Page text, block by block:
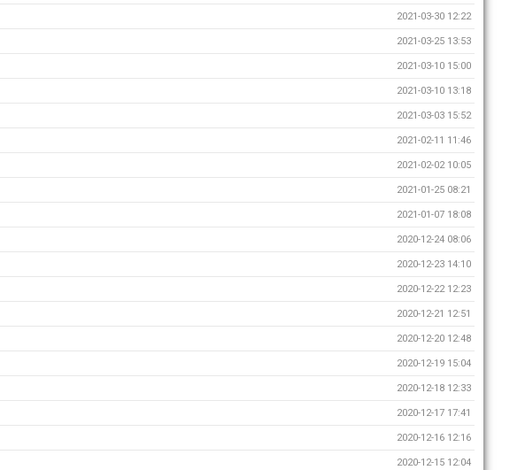
2021-03-30 12:22
2021-03-25 13:53
2021-03-10 15:00
2021-03-10 13:18
2021-03-03 15:52
2021-02-11 11:46
2021-02-02 10:05
2021-01-25 08:21
2021-01-07 18:08
2020-12-24 08:06
2020-12-23 14:10
2020-12-22 12:23
2020-12-21 12:51
2020-12-20 12:48
2020-12-19 15:04
2020-12-18 12:33
2020-12-17 17:41
2020-12-16 12:16
2020-12-15 12:04